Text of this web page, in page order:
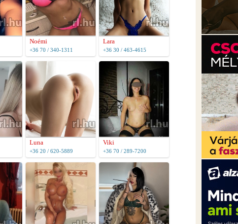
Noémi
+36 70 / 340-1311
Lara
+36 30 / 463-4615
Luna
+36 20 / 620-5889
Viki
+36 70 / 289-7200